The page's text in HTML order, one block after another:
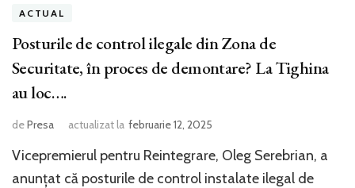
ACTUAL
Posturile de control ilegale din Zona de
Securitate, în proces de demontare? La Tighina
au loc….
dePresa actualizat la februarie 12, 2025
Vicepremierul pentru Reintegrare, Oleg Serebrian, a
anunțat că posturile de control instalate ilegal de